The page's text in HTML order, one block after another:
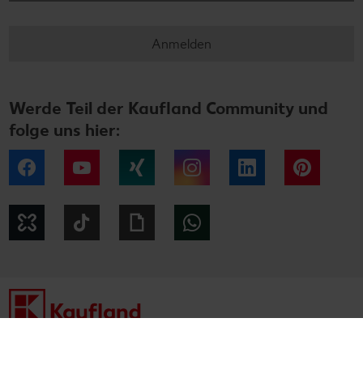
Anmelden
Werde Teil der Kaufland Community und
folge uns hier:
Facebook YouTube Instagram LinkedIn
Kununu Giphy